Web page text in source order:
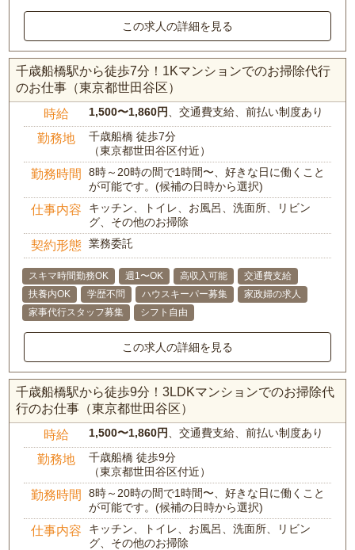
この求人の詳細を見る
千歳船橋駅から徒歩7分！1Kマンションでのお掃除代行
のお仕事（東京都世田谷区）
時給 1,500〜1,860円 、交通費支給、前払い制度あり
勤務地
千歳船橋 徒歩7分
（東京都世田谷区付近）
勤務時間
8時～20時の間で1時間〜、好きな日に働くこと
が可能です。(候補の日時から選択)
仕事内容
キッチン、トイレ、お風呂、洗面所、リビン
グ、その他のお掃除
契約形態 業務委託
スキマ時間勤務OK 週1〜OK 高収入可能
交通費支給
扶養内OK
学歴不問 ハウスキーパー募集
家政婦の求人
家事代行スタッフ募集
シフト自由
この求人の詳細を見る
千歳船橋駅から徒歩9分！3LDKマンションでのお掃除代
行のお仕事（東京都世田谷区）
時給 1,500〜1,860円 、交通費支給、前払い制度あり
勤務地
千歳船橋 徒歩9分
（東京都世田谷区付近）
勤務時間
8時～20時の間で1時間〜、好きな日に働くこと
が可能です。(候補の日時から選択)
仕事内容
キッチン、トイレ、お風呂、洗面所、リビン
グ、その他のお掃除